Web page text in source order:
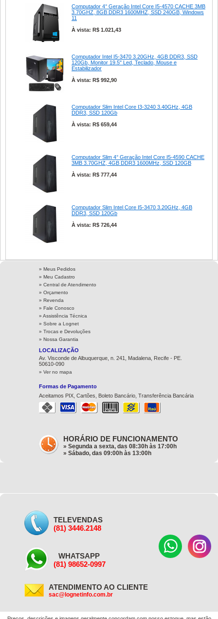
Computador 4° Geração Intel Core I5-4570 CACHE 3MB
3.70GHZ, 8GB DDR3 1600MHZ, SSD 240GB, Windows
11
À vista: R$ 1.021,43
Computador Intel I5-3470 3.20GHz, 4GB DDR3, SSD
120Gb, Monitor 19.5" Led, Teclado, Mouse e
Estabilizador
À vista: R$ 992,90
Computador Slim Intel Core I3-3240 3.40GHz, 4GB
DDR3, SSD 120Gb
À vista: R$ 659,44
Computador Slim 4° Geração Intel Core I5-4590 CACHE
3MB 3.70GHZ, 4GB DDR3 1600MHz, SSD 120GB
À vista: R$ 777,44
Computador Slim Intel Core I5-3470 3.20GHz, 4GB
DDR3, SSD 120Gb
À vista: R$ 726,44
» Meus Pedidos
» Meu Cadastro
» Central de Atendimento
» Orçamento
» Revenda
» Fale Conosco
» Assistência Técnica
» Sobre a Lognet
» Trocas e Devoluções
» Nossa Garantia
LOCALIZAÇÃO
Av. Visconde de Albuquerque, n. 241, Madalena, Recife - PE.
50610-090
» Ver no mapa
Formas de Pagamento
Aceitamos PIX, Cartões, Boleto Bancário, Transferência Bancária
HORÁRIO DE FUNCIONAMENTO
» Segunda a sexta, das 08:30h às 17:00h
» Sábado, das 09:00h às 13:00h
TELEVENDAS
(81) 3446.2148
WHATSAPP
(81) 98652-0997
ATENDIMENTO AO CLIENTE
sac@lognetinfo.com.br